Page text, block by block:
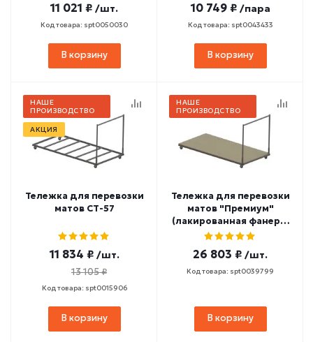
11 021 ₽ /шт.
Код товара: spt0050030
В корзину
10 749 ₽ /пара
Код товара: spt0043433
В корзину
НАШЕ
ПРОИЗВОДСТВО
АКЦИЯ
Тележка для перевозки
матов СТ-57
11 834 ₽ /шт.
13 105 ₽
Код товара: spt0015906
В корзину
НАШЕ
ПРОИЗВОДСТВО
Тележка для перевозки
матов "Премиум"
(лакированная фанера)
СТ-146
26 803 ₽ /шт.
Код товара: spt0039799
В корзину